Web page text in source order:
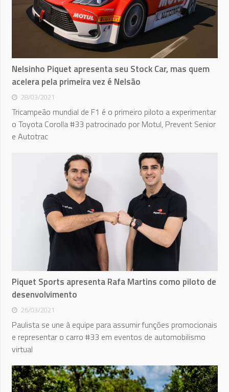
Nelsinho Piquet apresenta seu Stock Car, mas quem
acelera pela primeira vez é Nelsão
28/03/2021
Tricampeão mundial de F1 é o primeiro piloto a experimentar
o Toyota Corolla #33 patrocinado por Motul, Prevent Senior
e Autotrac
Piquet Sports apresenta Rafa Martins como piloto de
desenvolvimento
26/03/2021
Paulista se une à equipe para assumir funções promocionais
e representar o carro #33 em eventos de automobilismo
virtual